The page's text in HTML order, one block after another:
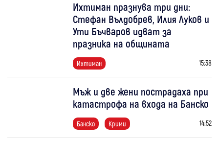
Ихтиман празнува три дни:
Стефан Вълдобрев, Илия Луков и
Ути Бъчваров идват за
празника на общината
Ихтиман 15:38
Мъж и две жени пострадаха при
катастрофа на входа на Банско
Банско Крими 14:52